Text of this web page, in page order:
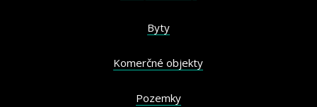
Byty
Komerčné objekty
Pozemky